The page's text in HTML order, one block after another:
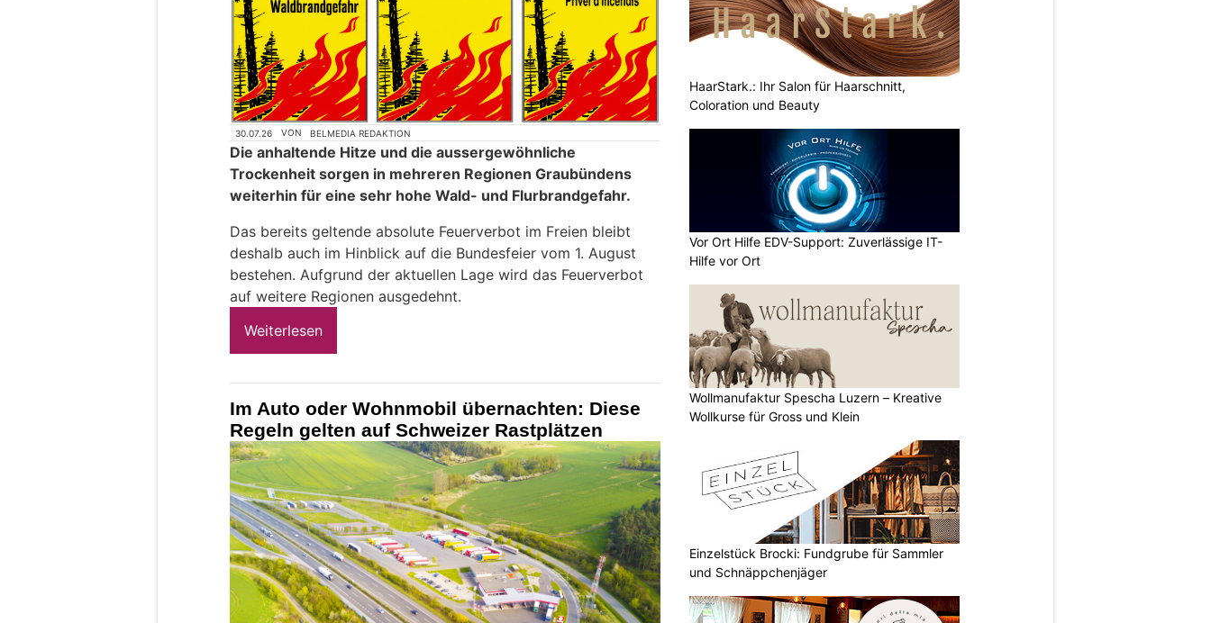
30.07.26 VON BELMEDIA REDAKTION
Die anhaltende Hitze und die aussergewöhnliche
Trockenheit sorgen in mehreren Regionen Graubündens
weiterhin für eine sehr hohe Wald- und Flurbrandgefahr.
Das bereits geltende absolute Feuerverbot im Freien bleibt
deshalb auch im Hinblick auf die Bundesfeier vom 1. August
bestehen. Aufgrund der aktuellen Lage wird das Feuerverbot
auf weitere Regionen ausgedehnt.
Weiterlesen
Im Auto oder Wohnmobil übernachten: Diese
Regeln gelten auf Schweizer Rastplätzen
HaarStark.: Ihr Salon für Haarschnitt,
Coloration und Beauty
Vor Ort Hilfe EDV-Support: Zuverlässige IT-
Hilfe vor Ort
Wollmanufaktur Spescha Luzern – Kreative
Wollkurse für Gross und Klein
Einzelstück Brocki: Fundgrube für Sammler
und Schnäppchenjäger